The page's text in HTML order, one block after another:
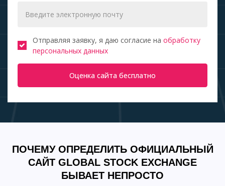
Отправляя заявку, я даю согласие на обработку
персональных данных
Оценка сайта бесплатно
ПОЧЕМУ ОПРЕДЕЛИТЬ ОФИЦИАЛЬНЫЙ
САЙТ GLOBAL STOCK EXCHANGE
БЫВАЕТ НЕПРОСТО